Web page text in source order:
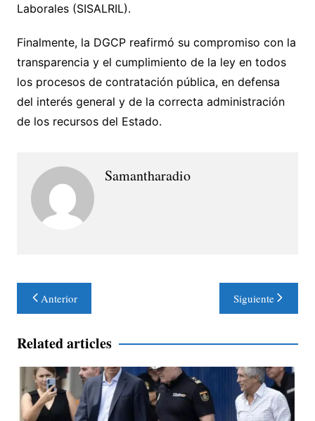
Laborales (SISALRIL).
Finalmente, la DGCP reafirmó su compromiso con la
transparencia y el cumplimiento de la ley en todos
los procesos de contratación pública, en defensa
del interés general y de la correcta administración
de los recursos del Estado.
Samantharadio
Navegación
de
entradas
Anterior Siguiente
Related articles